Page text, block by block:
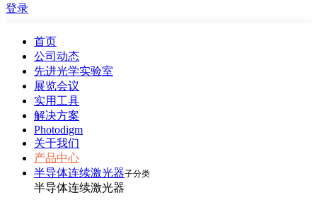
登录
首页
公司动态
先进光学实验室
展览会议
实用工具
解决方案
Photodigm
关于我们
产品中心
半导体连续激光器子分类
半导体连续激光器